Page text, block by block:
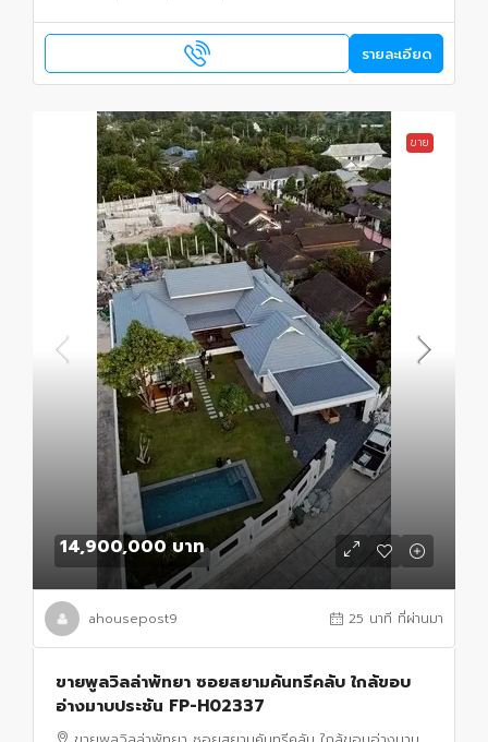
รายละเอียด
ขาย
14,900,000 บาท
ahousepost9 25 นาที ที่ผ่านมา
ขายพูลวิลล่าพัทยา ซอยสยามคันทรีคลับ ใกล้ขอบ
อ่างมาบประชัน FP-H02337